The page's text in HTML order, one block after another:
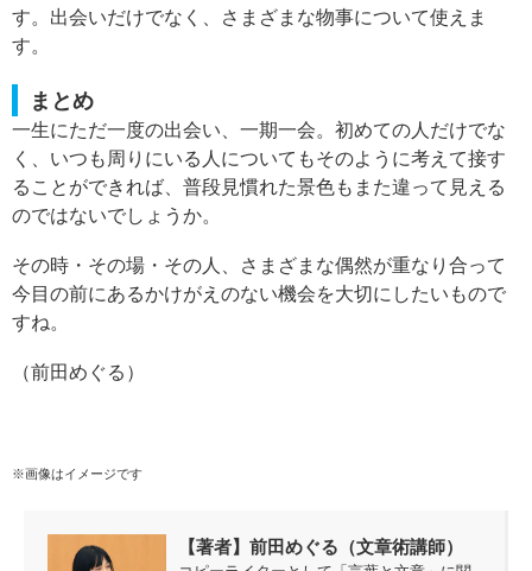
す。出会いだけでなく、さまざまな物事について使えま
す。
まとめ
一生にただ一度の出会い、一期一会。初めての人だけでな
く、いつも周りにいる人についてもそのように考えて接す
ることができれば、普段見慣れた景色もまた違って見える
のではないでしょうか。
その時・その場・その人、さまざまな偶然が重なり合って
今目の前にあるかけがえのない機会を大切にしたいもので
すね。
（前田めぐる）
※画像はイメージです
【著者】前田めぐる（文章術講師）